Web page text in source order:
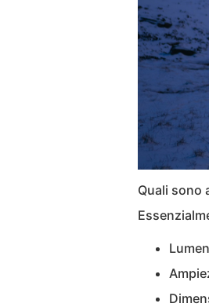
Quali sono